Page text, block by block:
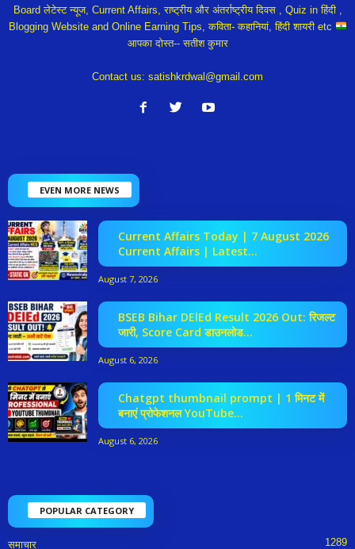
Board लेटेस्ट न्यूज, Current Affairs, राष्ट्रीय और अंतर्राष्ट्रीय दिवस , Quiz in हिंदी ,
Blogging Website and Online Earning Tips, कविता- कहानियां, हिंदी शायरी etc
आपका दोस्त-- सतीश कुमार
Contact us: satishkrdwal@gmail.com
EVEN MORE NEWS
Current Affairs Today | 7 August 2026
Current Affairs | Latest...
August 7, 2026
BSEB Bihar DElEd Result 2026 Out: रिजल्ट
जारी, Score Card डाउनलोड...
August 6, 2026
Chatgpt thumbnail prompt | 1 मिनट में
बनाएं प्रोफेशनल YouTube...
August 6, 2026
POPULAR CATEGORY
समाचार 1289